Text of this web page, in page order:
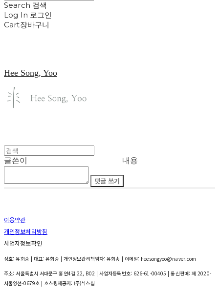
Search 검색
Log In 로그인
Cart장바구니
Hee Song, Yoo
글쓴이 내용
댓글 쓰기
이용약관
개인정보처리방침
사업자정보확인
상호: 유희송 | 대표: 유희송 | 개인정보관리책임자: 유희송 | 이메일: heesongyoo@naver.com
주소: 서울특별시 서대문구 홍연4길 22, B02 | 사업자등록번호: 626-61-00405 | 통신판매:제 2020-
서울양천-0679호 | 호스팅제공자: (주)식스샵